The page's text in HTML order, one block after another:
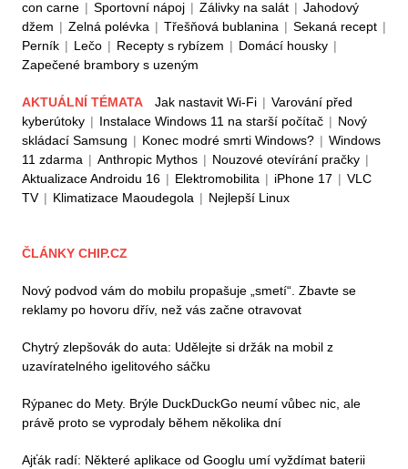
con carne | Sportovní nápoj | Zálivky na salát | Jahodový
džem | Zelná polévka | Třešňová bublanina | Sekaná recept |
Perník | Lečo | Recepty s rybízem | Domácí housky |
Zapečené brambory s uzeným
AKTUÁLNÍ TÉMATA Jak nastavit Wi-Fi | Varování před
kyberútoky | Instalace Windows 11 na starší počítač | Nový
skládací Samsung | Konec modré smrti Windows? | Windows
11 zdarma | Anthropic Mythos | Nouzové otevírání pračky |
Aktualizace Androidu 16 | Elektromobilita | iPhone 17 | VLC
TV | Klimatizace Maoudegola | Nejlepší Linux
ČLÁNKY CHIP.CZ
Nový podvod vám do mobilu propašuje „smetí“. Zbavte se
reklamy po hovoru dřív, než vás začne otravovat
Chytrý zlepšovák do auta: Udělejte si držák na mobil z
uzavíratelného igelitového sáčku
Rýpanec do Mety. Brýle DuckDuckGo neumí vůbec nic, ale
právě proto se vyprodaly během několika dní
Ajťák radí: Některé aplikace od Googlu umí vyždímat baterii